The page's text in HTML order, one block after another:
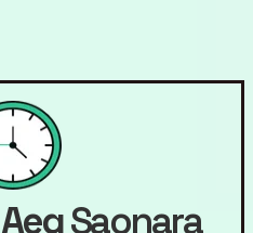
AegSaonara